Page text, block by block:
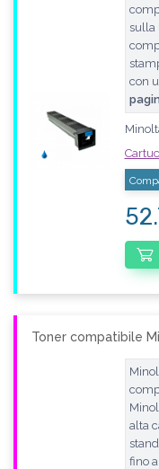
sulla
con
Toner compatibile
alta
fino a